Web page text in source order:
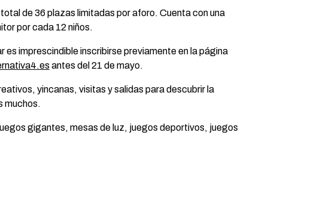
de 36 plazas limitadas por aforo. Cuenta con una
por cada 12 niños.
es imprescindible inscribirse previamente en la página
antes del 21 de mayo.
yincanas, visitas y salidas para descubrir la
muchos.
gigantes, mesas de luz, juegos deportivos, juegos